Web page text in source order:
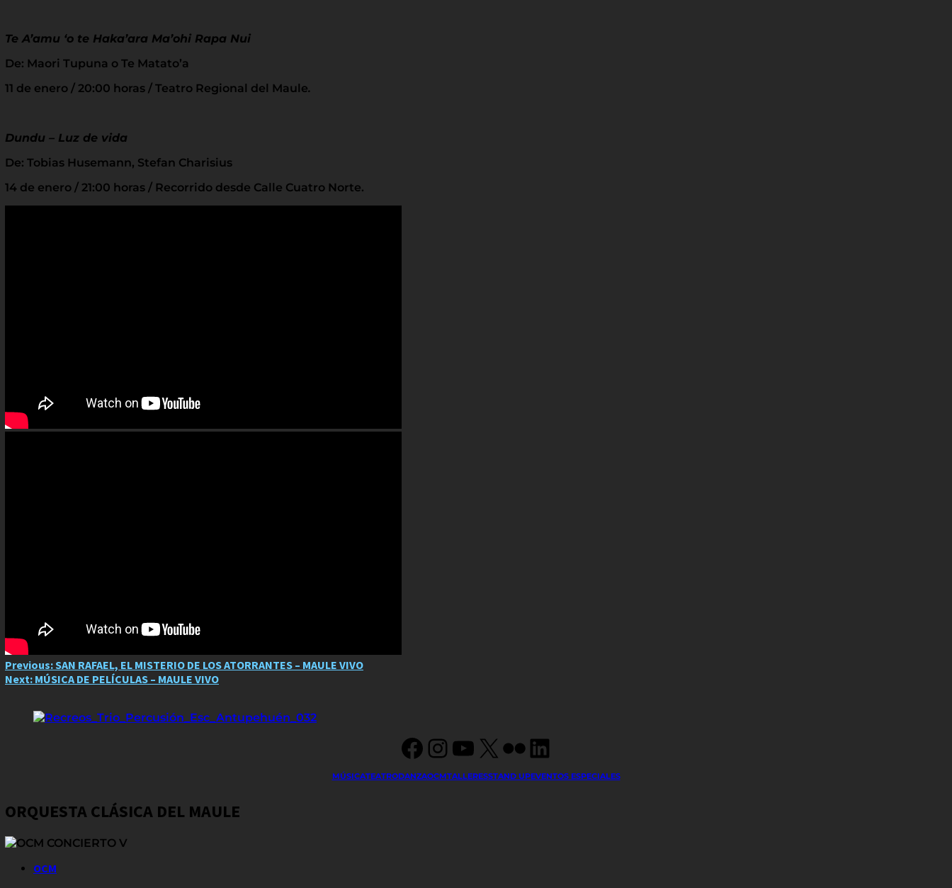
Te A’amu ‘o te Haka’ara Ma’ohi Rapa Nui
De: Maori Tupuna o Te Matato’a
11 de enero / 20:00 horas / Teatro Regional del Maule.
Dundu – Luz de vida
De: Tobias Husemann, Stefan Charisius
14 de enero / 21:00 horas / Recorrido desde Calle Cuatro Norte.
Post
navigation
Previous:SAN RAFAEL, EL MISTERIO DE LOS ATORRANTES – MAULE VIVO
Next: MÚSICA DE PELÍCULAS – MAULE VIVO
Facebook
Instagram
YouTube
X FlickrLinkedIn
MÚSICATEATRODANZAOCMTALLERESSTAND UPEVENTOS ESPECIALES
ORQUESTA CLÁSICA DEL MAULE
OCM